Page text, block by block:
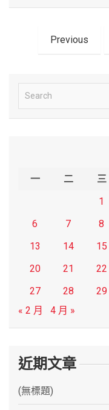
Previous
e
一 二 三
1
6
7 8
13
14 15
20
21 22
27
28 29
« 2 月
4 月 »
近期文章
(無標題)